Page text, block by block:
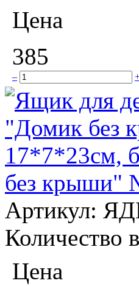
Цена
385
–
без крыши"
Артикул:
Количество
Цена